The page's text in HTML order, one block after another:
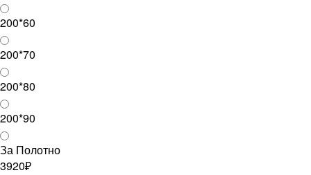
200*60
200*70
200*80
200*90
За Полотно
3920₽